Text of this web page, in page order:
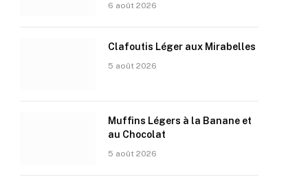
6 août 2026
Clafoutis Léger aux Mirabelles
5 août 2026
Muffins Légers à la Banane et
au Chocolat
5 août 2026